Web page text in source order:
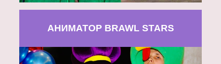
АНИМАТОР BRAWL STARS